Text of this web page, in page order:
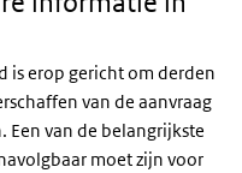
is erop gericht om derden
van de aanvraag
Een van de belangrijkste
moet zijn voor